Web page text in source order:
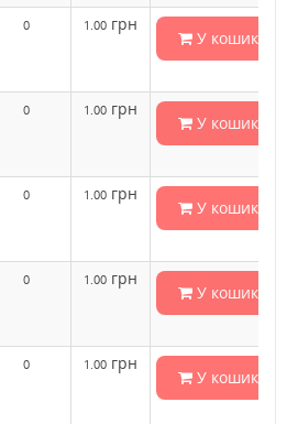
0 1.00 грн
У кошик
0 1.00 грн
У кошик
0 1.00 грн
У кошик
0 1.00 грн
У кошик
0 1.00 грн
У кошик